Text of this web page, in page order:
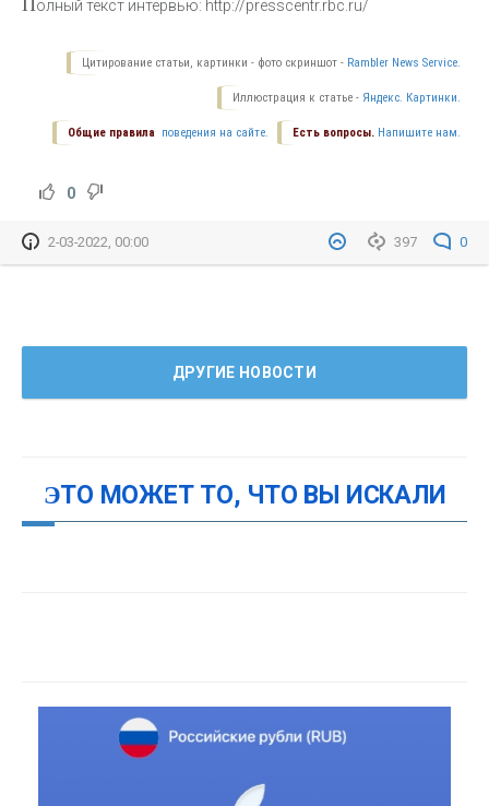
олный текст интервью: http://presscentr.rbc.ru/
Цитирование статьи, картинки - фото скриншот - Rambler News Service.
Иллюстрация к статье - Яндекс. Картинки.
Есть вопросы. Напишите нам.
Общие правила поведения на сайте.
0
397 0
2-03-2022, 00:00
ДРУГИЕ НОВОСТИ
ЭТО МОЖЕТ ТО, ЧТО ВЫ ИСКАЛИ